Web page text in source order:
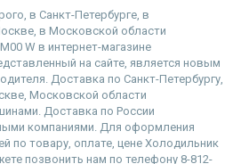
в Санкт-Петербурге, в
в Московской области
W в интернет-магазине
на сайте, является новым
Доставка по Санкт-Петербургу,
Московской области
Доставка по России
компаниями. Для оформления
по товару, оплате, цене Холодильник
позвонить нам по телефону 8-812-